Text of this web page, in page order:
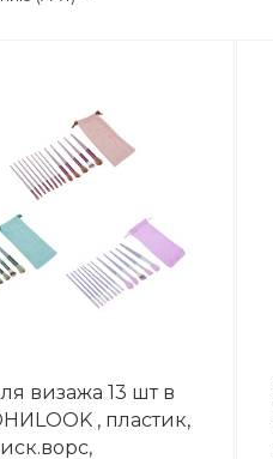
визажа 13 шт в
, пластик,